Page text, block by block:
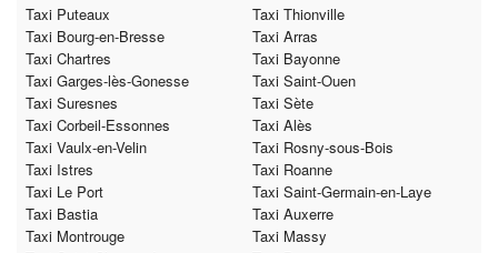
Taxi Puteaux
Taxi Thionville
Taxi Bourg-en-Bresse
Taxi Arras
Taxi Chartres
Taxi Bayonne
Taxi Garges-lès-Gonesse
Taxi Saint-Ouen
Taxi Suresnes
Taxi Sète
Taxi Corbeil-Essonnes
Taxi Alès
Taxi Vaulx-en-Velin
Taxi Rosny-sous-Bois
Taxi Istres
Taxi Roanne
Taxi Le Port
Taxi Saint-Germain-en-Laye
Taxi Bastia
Taxi Auxerre
Taxi Montrouge
Taxi Massy